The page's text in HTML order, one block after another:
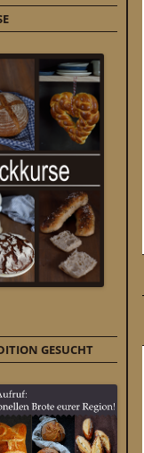
GESUCHT